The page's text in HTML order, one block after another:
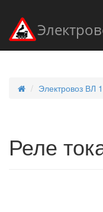
Электровоз ВЛ
Реле